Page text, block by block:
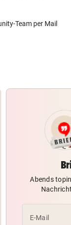
Team per Mail
Abends
E-Mail